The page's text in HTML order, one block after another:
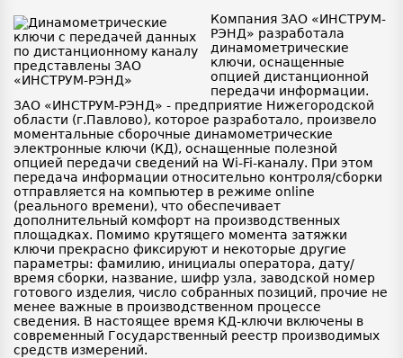
Компания ЗАО «ИНСТРУМ-
РЭНД» разработала
динамометрические
ключи, оснащенные
опцией дистанционной
передачи информации.
ЗАО «ИНСТРУМ-РЭНД» - предприятие Нижегородской
области (г.Павлово), которое разработало, произвело
моментальные сборочные динамометрические
электронные ключи (КД), оснащенные полезной
опцией передачи сведений на Wi-Fi-каналу. При этом
передача информации относительно контроля/сборки
отправляется на компьютер в режиме online
(реального времени), что обеспечивает
дополнительный комфорт на производственных
площадках. Помимо крутящего момента затяжки
ключи прекрасно фиксируют и некоторые другие
параметры: фамилию, инициалы оператора, дату/
время сборки, название, шифр узла, заводской номер
готового изделия, число собранных позиций, прочие не
менее важные в производственном процессе
сведения. В настоящее время КД-ключи включены в
современный Государственный реестр производимых
средств измерений.